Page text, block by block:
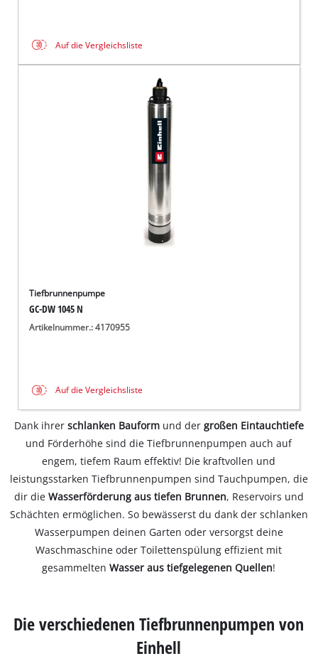
Auf die Vergleichsliste
Tiefbrunnenpumpe
GC-DW 1045 N
Artikelnummer.: 4170955
Auf die Vergleichsliste
Dank ihrer schlanken Bauformund der großen Eintauchtiefe
und Förderhöhe sind die Tiefbrunnenpumpen auch auf
engem, tiefem Raum effektiv! Die kraftvollen und
leistungsstarken Tiefbrunnenpumpen sind Tauchpumpen, die
dir die Wasserförderung aus tiefen Brunnen, Reservoirs und
Schächten ermöglichen. So bewässerst du dank der schlanken
Wasserpumpen deinen Garten oder versorgst deine
Waschmaschine oder Toilettenspülung effizient mit
gesammeltenWasser aus tiefgelegenen Quellen!
Die verschiedenen Tiefbrunnenpumpen von
Einhell